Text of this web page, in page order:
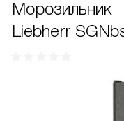
Морозильник
Liebherr